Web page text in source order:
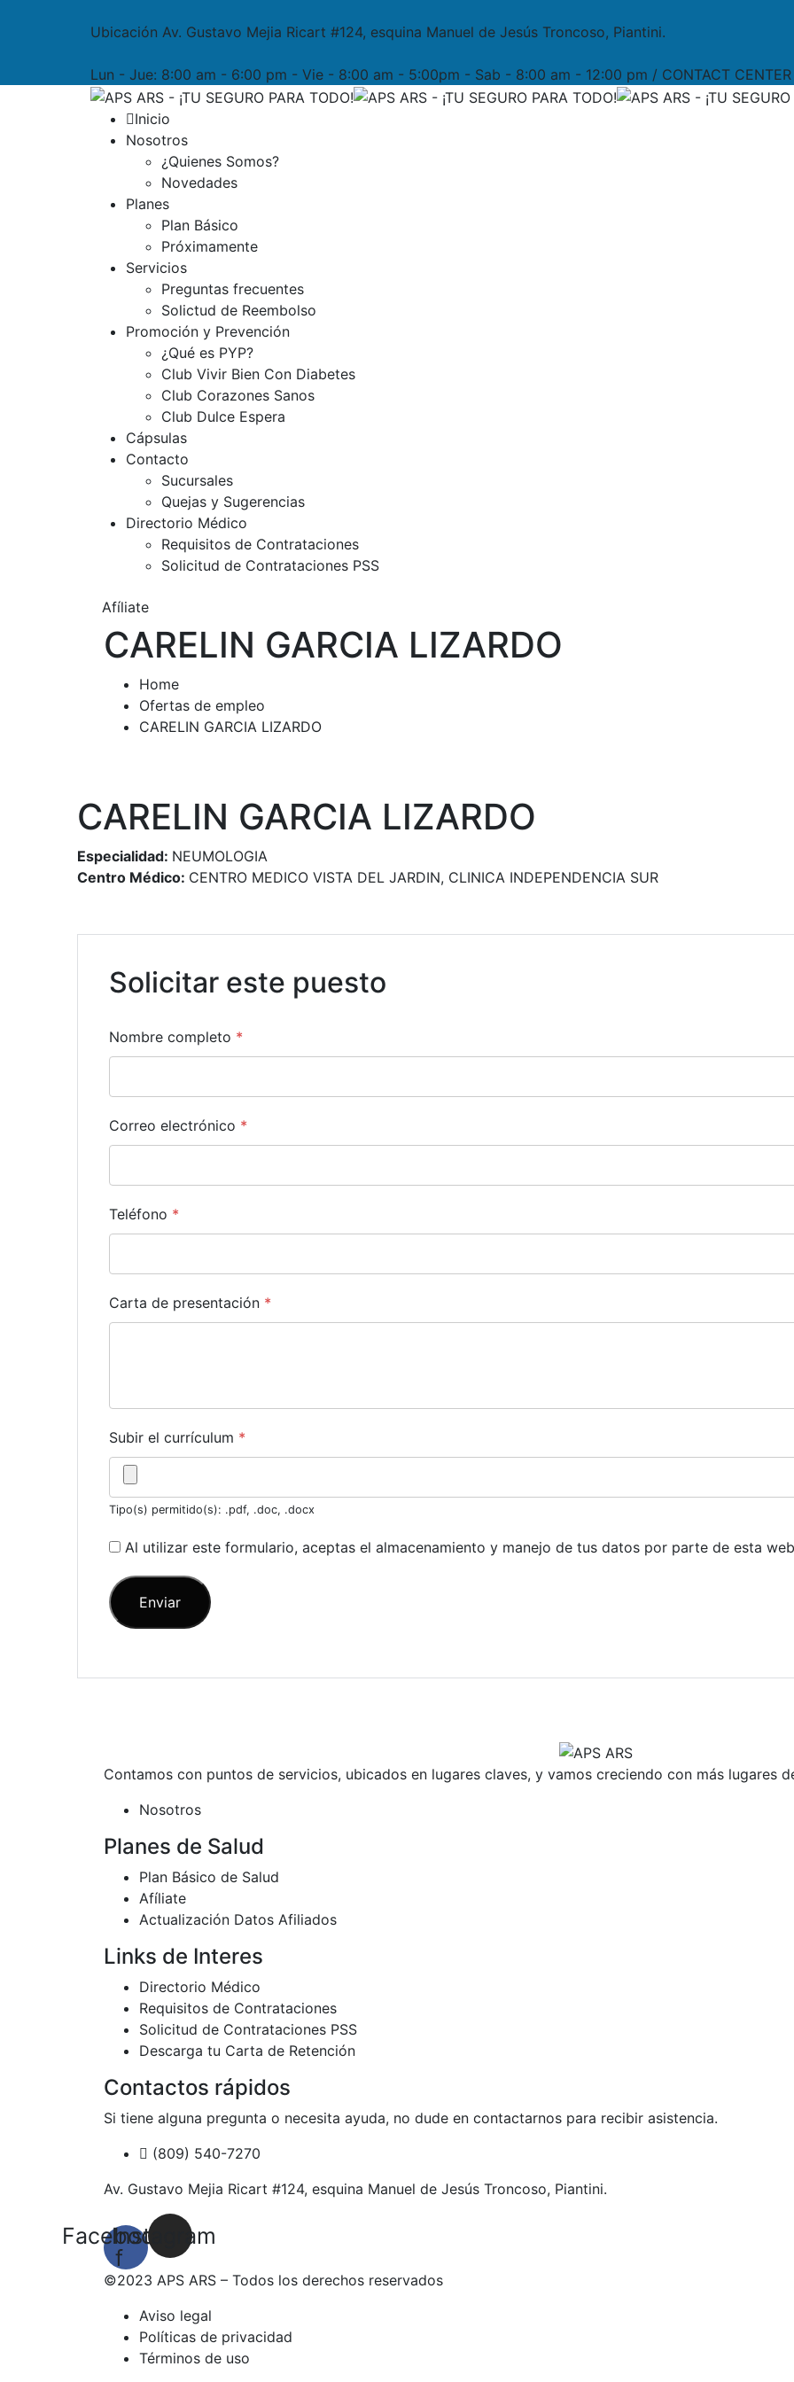
Ubicación Av. Gustavo Mejia Ricart #124, esquina Manuel de Jesús Troncoso, Piantini.
Lun - Jue: 8:00 am - 6:00 pm - Vie - 8:00 am - 5:00pm - Sab - 8:00 am - 12:00 pm / CONTACT
Inicio
Nosotros
¿Quienes Somos?
Novedades
Planes
Plan Básico
Próximamente
Servicios
Preguntas frecuentes
Solictud de Reembolso
Promoción y Prevención
¿Qué es PYP?
Club Vivir Bien Con Diabetes
Club Corazones Sanos
Club Dulce Espera
Cápsulas
Contacto
Sucursales
Quejas y Sugerencias
Directorio Médico
Requisitos de Contrataciones
Solicitud de Contrataciones PSS
Afíliate
CARELIN GARCIA LIZARDO
Home
Ofertas de empleo
CARELIN GARCIA LIZARDO
CARELIN GARCIA LIZARDO
Especialidad: NEUMOLOGIA
Centro Médico: CENTRO MEDICO VISTA DEL JARDIN CLINICA INDEPENDENCIA SUR
Solicitar este puesto
Nombre completo *
Correo electrónico *
Teléfono *
Carta de presentación *
Subir el currículum *
Tipo(s) permitido(s): .pdf, .doc, .docx
Al utilizar este formulario, aceptas el almacenamiento y manejo de tus datos por parte de esta
Contamos con puntos de servicios, ubicados en lugares claves, y vamos creciendo con más lugares
Nosotros
Planes de Salud
Plan Básico de Salud
Afíliate
Actualización Datos Afiliados
Links de Interes
Directorio Médico
Requisitos de Contrataciones
Solicitud de Contrataciones PSS
Descarga tu Carta de Retención
Contactos rápidos
Si tiene alguna pregunta o necesita ayuda, no dude en contactarnos para recibir asistencia.
(809) 540-7270
Av. Gustavo Mejia Ricart #124, esquina Manuel de Jesús Troncoso, Piantini.
Facebook-
f
Instagram
©2023 APS ARS – Todos los derechos reservados
Aviso legal
Políticas de privacidad
Términos de uso